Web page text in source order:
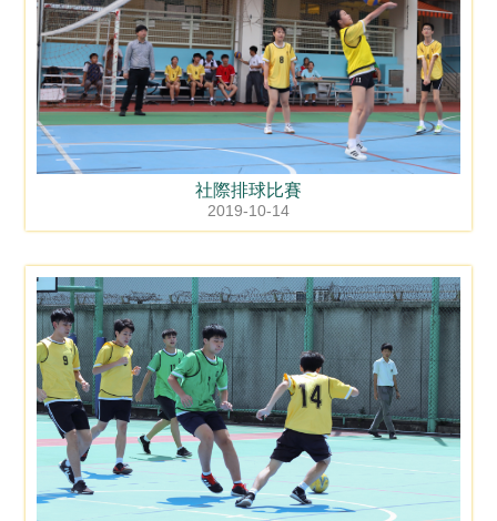
社際排球比賽
2019-10-14